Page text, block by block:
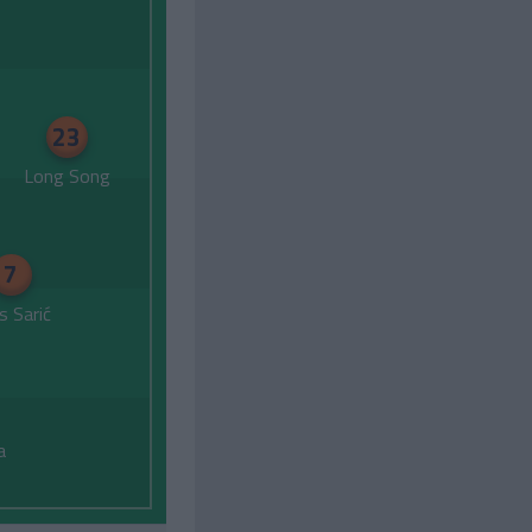
23
Long Song
7
Sarić